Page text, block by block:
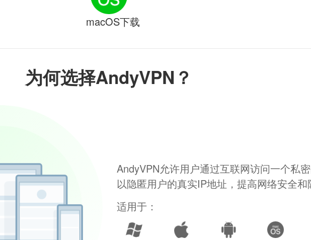
为何选择AndyVPN？
AndyVPN允许用户通过互联网访问一个私
以隐匿用户的真实IP地址，提高网络安全和
适用于：
macOS下载